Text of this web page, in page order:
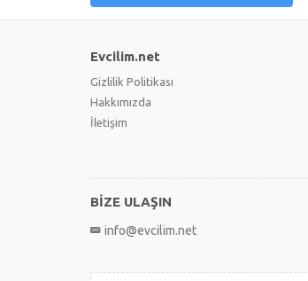
Evcilim.net
Gizlilik Politikası
Hakkımızda
İletişim
BİZE ULAŞIN
info@evcilim.net